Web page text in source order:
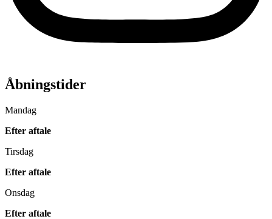
Åbningstider
Mandag
Efter aftale
Tirsdag
Efter aftale
Onsdag
Efter aftale